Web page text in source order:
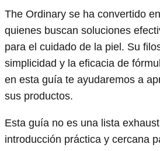
The Ordinary se ha convertido
quienes buscan soluciones
para el cuidado de la piel. Su
simplicidad y la eficacia de
en esta guía te ayudaremos a
sus productos.
Esta guía no es una lista
introducción práctica y cercana